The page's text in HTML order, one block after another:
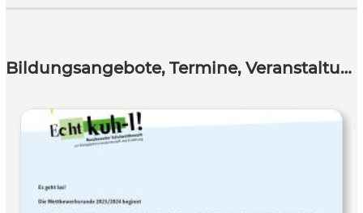
Bildungsangebote, Termine, Veranstaltungen